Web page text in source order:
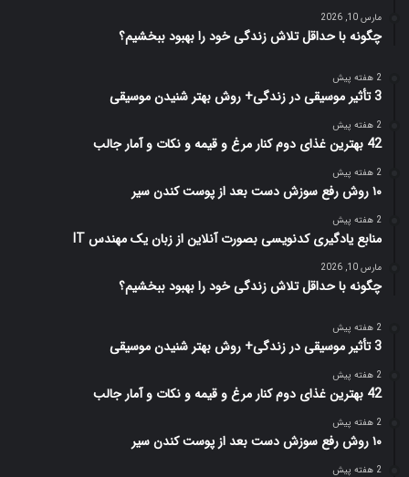
مارس 10, 2026
چگونه با حداقل تلاش زندگی خود را بهبود ببخشیم؟
2 هفته پیش
3 تأثیر موسیقی در زندگی+ روش بهتر شنیدن موسیقی
2 هفته پیش
42 بهترین غذای دوم کنار مرغ و قیمه و نکات و آمار جالب
2 هفته پیش
۱۰ روش رفع سوزش دست بعد از پوست کندن سیر
2 هفته پیش
منابع یادگیری کدنویسی بصورت آنلاین از زبان یک مهندس IT
مارس 10, 2026
چگونه با حداقل تلاش زندگی خود را بهبود ببخشیم؟
2 هفته پیش
3 تأثیر موسیقی در زندگی+ روش بهتر شنیدن موسیقی
2 هفته پیش
42 بهترین غذای دوم کنار مرغ و قیمه و نکات و آمار جالب
2 هفته پیش
۱۰ روش رفع سوزش دست بعد از پوست کندن سیر
2 هفته پیش